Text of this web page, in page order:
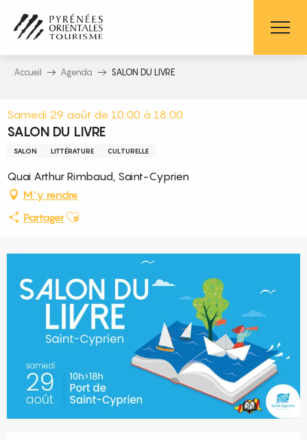
contenu
principal
Accueil Agenda SALON DU LIVRE
Samedi 29 août de 10:00 à 18:00
SALON DU LIVRE
SALON LITTÉRATURE CULTURELLE
Quai Arthur Rimbaud, Saint-Cyprien
M'y rendre
PartagerAjouter aux favoris